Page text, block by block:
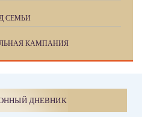
СЕМЬИ
КАМПАНИЯ
ДНЕВНИК